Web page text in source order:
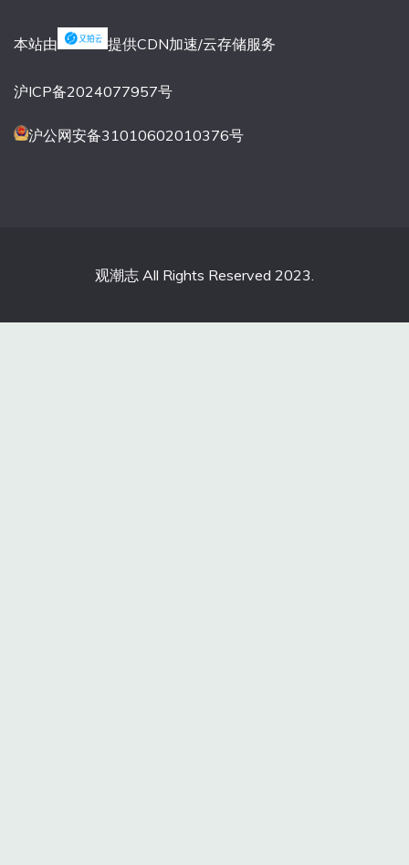
本站由 提供CDN加速/云存储服务
沪ICP备2024077957号
沪公网安备31010602010376号
观潮志 All Rights Reserved 2023.